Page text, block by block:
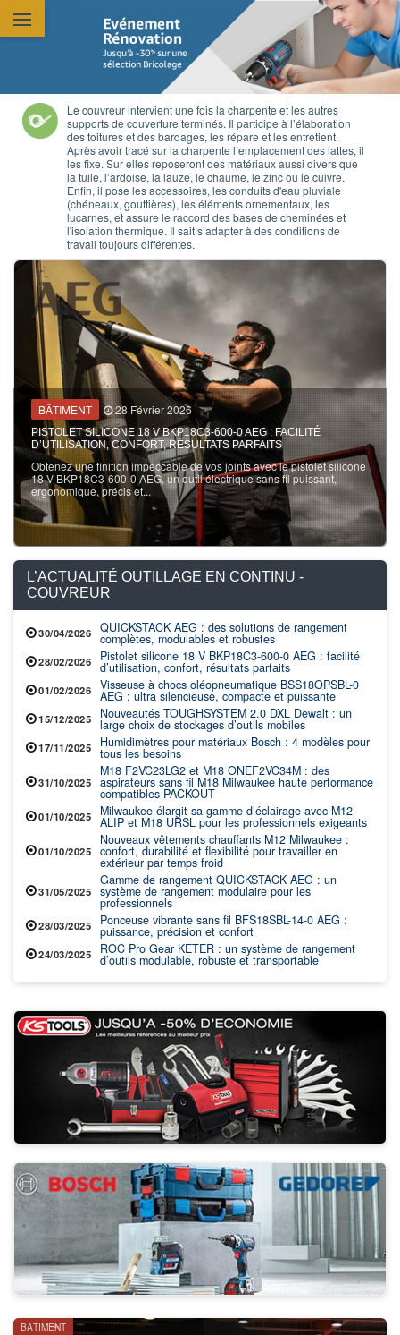
Le couvreur intervient une fois la charpente et les autres
supports de couverture terminés. Il participe à l’élaboration
des toitures et des bardages, les répare et les entretient.
Après avoir tracé sur la charpente l’emplacement des lattes, il
les fixe. Sur elles reposeront des matériaux aussi divers que
la tuile, l’ardoise, la lauze, le chaume, le zinc ou le cuivre.
Enfin, il pose les accessoires, les conduits d'eau pluviale
(chéneaux, gouttières), les éléments ornementaux, les
lucarnes, et assure le raccord des bases de cheminées et
l'isolation thermique. Il sait s’adapter à des conditions de
travail toujours différentes.
0 AEG : FACILITÉ
PARFAITS
joints avec le pistolet silicone
sans fil puissant,
BÂTIMENT 01 Février 2026
VISSEUSE À CHOCS
ULTRA SILENCIEUSE, COMPACTE ET
Essayez la technologie oléopneumatique
chocs sans fil Subcompact BSS18OPSBL-
compacité et d’un couple sans...
L’ACTUALITÉ OUTILLAGE EN CONTINU -
COUVREUR
30/04/2026 QUICKSTACK AEG : des solutions de rangement
complètes, modulables et robustes
28/02/2026 Pistolet silicone 18 V BKP18C3-600-0 AEG : facilité
d’utilisation, confort, résultats parfaits
01/02/2026 Visseuse à chocs oléopneumatique BSS18OPSBL-0
AEG : ultra silencieuse, compacte et puissante
15/12/2025 Nouveautés TOUGHSYSTEM 2.0 DXL Dewalt : un
large choix de stockages d’outils mobiles
17/11/2025 Humidimètres pour matériaux Bosch : 4 modèles pour
tous les besoins
31/10/2025
M18 F2VC23LG2 et M18 ONEF2VC34M : des
aspirateurs sans fil M18 Milwaukee haute performance
compatibles PACKOUT
01/10/2025 Milwaukee élargit sa gamme d’éclairage avec M12
ALIP et M18 URSL pour les professionnels exigeants
01/10/2025
Nouveaux vêtements chauffants M12 Milwaukee :
confort, durabilité et flexibilité pour travailler en
extérieur par temps froid
31/05/2025
Gamme de rangement QUICKSTACK AEG : un
système de rangement modulaire pour les
professionnels
28/03/2025 Ponceuse vibrante sans fil BFS18SBL-14-0 AEG :
puissance, précision et confort
24/03/2025 ROC Pro Gear KETER : un système de rangement
d’outils modulable, robuste et transportable
BÂTIMENT